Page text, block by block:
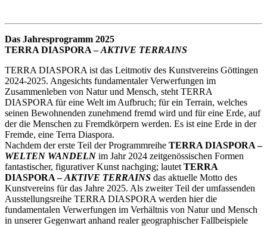
Das Jahresprogramm 2025
TERRA DIASPORA –AKTIVE TERRAINS
TERRA DIASPORA ist das Leitmotiv des Kunstvereins Göttingen
2024-2025. Angesichts fundamentaler Verwerfungen im
Zusammenleben von Natur und Mensch, steht TERRA
DIASPORA für eine Welt im Aufbruch; für ein Terrain, welches
seinen Bewohnenden zunehmend fremd wird und für eine Erde, auf
der die Menschen zu Fremdkörpern werden. Es ist eine Erde in der
Fremde, eine Terra Diaspora.
Nachdem der erste Teil der Programmreihe TERRA DIASPORA –
WELTEN WANDELN im Jahr 2024 zeitgenössischen Formen
fantastischer, figurativer Kunst nachging; lautet TERRA
DIASPORA –AKTIVE TERRAINS das aktuelle Motto des
Kunstvereins für das Jahre 2025. Als zweiter Teil der umfassenden
Ausstellungsreihe TERRA DIASPORA werden hier die
fundamentalen Verwerfungen im Verhältnis von Natur und Mensch
in unserer Gegenwart anhand realer geographischer Fallbeispiele